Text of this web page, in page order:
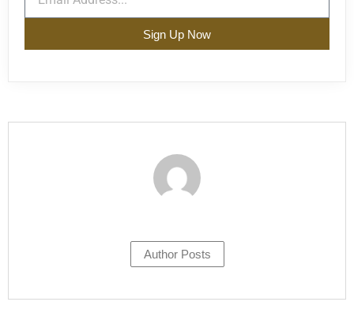
Sign Up Now
Author Posts